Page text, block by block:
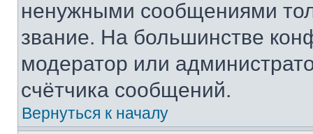
ненужными сообщениями
звание. На большинстве
модератор или
счётчика сообщений.
Вернуться к началу